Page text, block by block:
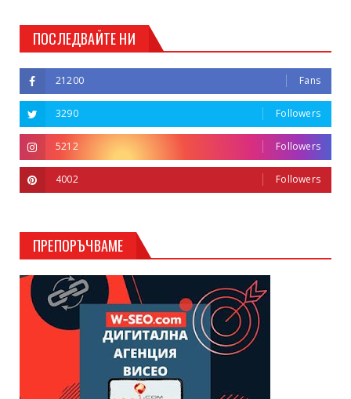
ПОСЛЕДВАЙТЕ НИ
21200 Fans
3290 Followers
5212 Followers
4002 Followers
ПРЕПОРЪЧВАМЕ